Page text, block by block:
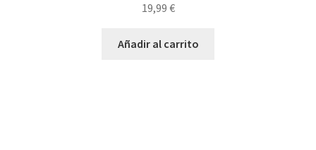
19,99 €
Añadir al carrito